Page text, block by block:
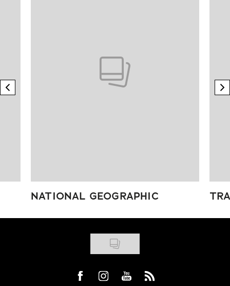
previous element
NATIONAL GEOGRAPHIC
Visit us on Facebook
Visit us on Instagram
Visit us on Youtube
Visit us on Rss